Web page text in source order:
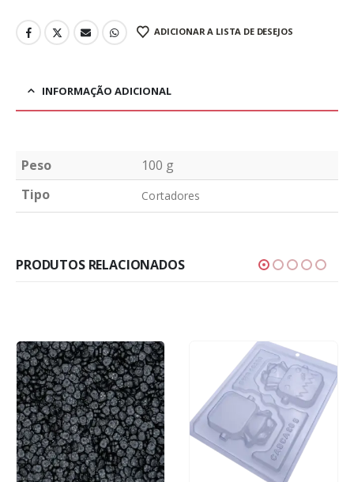
ADICIONAR A LISTA DE DESEJOS
INFORMAÇÃO ADICIONAL
Peso
100 g
Tipo
Cortadores
PRODUTOS RELACIONADOS